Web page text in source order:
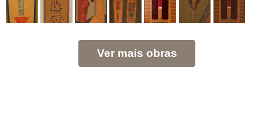
Ver mais obras